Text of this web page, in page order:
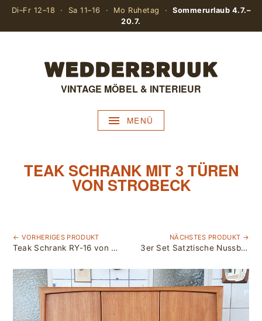
Di–Fr 12–18 · Sa 11–16 · Mo Ruhetag ·Sommerurlaub 4.7.–
20.7.
VINTAGE MÖBEL & INTERIEUR
MENÜ
TEAK SCHRANK MIT 3 TÜREN
VON STROBECK
← VORHERIGES PRODUKT
Teak Schrank RY-16 von Hans Wegner für Ry Møbler
NÄCHSTES PRODUKT →
3er Set Satztische Nussbum / Buche